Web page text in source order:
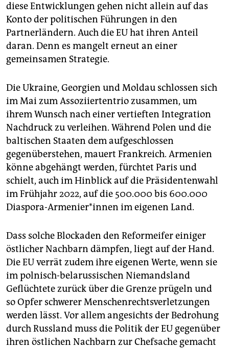
diese Entwicklungen gehen nicht allein auf das
Konto der politischen Führungen in den
Partnerländern. Auch die EU hat ihren Anteil
daran. Denn es mangelt erneut an einer
gemeinsamen Strategie.
Die Ukraine, Georgien und Moldau schlossen sich
im Mai zum Assoziiertentrio zusammen, um
ihrem Wunsch nach einer vertieften Integration
Nachdruck zu verleihen. Während Polen und die
baltischen Staaten dem aufgeschlossen
gegenüberstehen, mauert Frankreich. Armenien
könne abgehängt werden, fürchtet Paris und
schielt, auch im Hinblick auf die Präsidentenwahl
im Frühjahr 2022, auf die 500.000 bis 600.000
Diaspora-Armenier*innen im eigenen Land.
Dass solche Blockaden den Reformeifer einiger
östlicher Nachbarn dämpfen, liegt auf der Hand.
Die EU verrät zudem ihre eigenen Werte, wenn sie
im polnisch-belarussischen Niemandsland
Geflüchtete zurück über die Grenze prügeln und
so Opfer schwerer Menschenrechtsverletzungen
werden lässt. Vor allem angesichts der Bedrohung
durch Russland muss die Politik der EU gegenüber
ihren östlichen Nachbarn zur Chefsache gemacht